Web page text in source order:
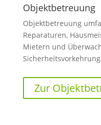
Objektbetreuung
Objektbetreuung
Reparaturen,
Mietern und
Zur